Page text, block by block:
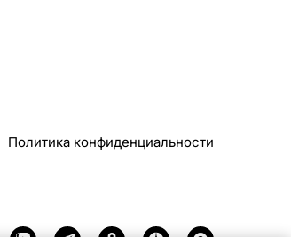
Политика конфиденциальности